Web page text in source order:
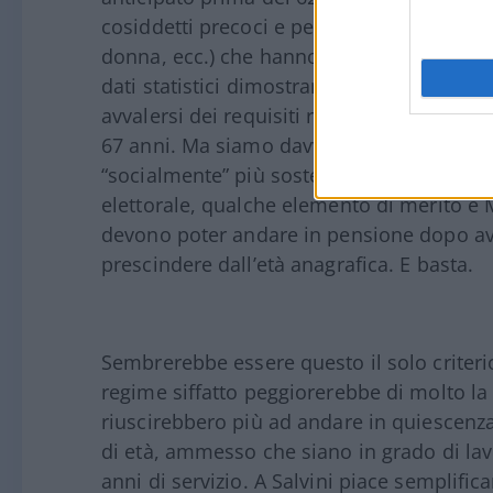
cosiddetti precoci e per le categorie
donna, ecc.) che hanno “addolcito” –
dati statistici dimostrano che la
avvalersi dei requisiti ridotti della
67 anni. Ma siamo davvero sicuri che le
“socialmente” più sostenibili delle
elettorale, qualche elemento di merito è
devono poter andare in pensione dopo
prescindere dall’età anagrafica. E basta.
Sembrerebbe essere questo il solo
regime siffatto peggiorerebbe di molto
riuscirebbero più ad andare in
di età, ammesso che siano in grado di
anni di servizio. A Salvini piace